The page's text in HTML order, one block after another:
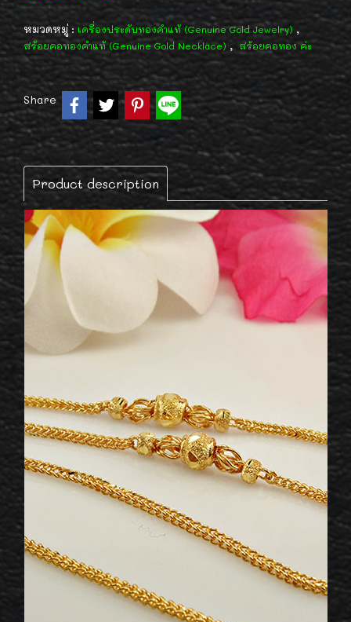
หมวดหมู่ : เครื่องประดับทองคำแท้ (Genuine Gold Jewelry) ,
สร้อยคอทองคำแท้ (Genuine Gold Necklace) , สร้อยคอทอง ค่ะ
Share
Product description